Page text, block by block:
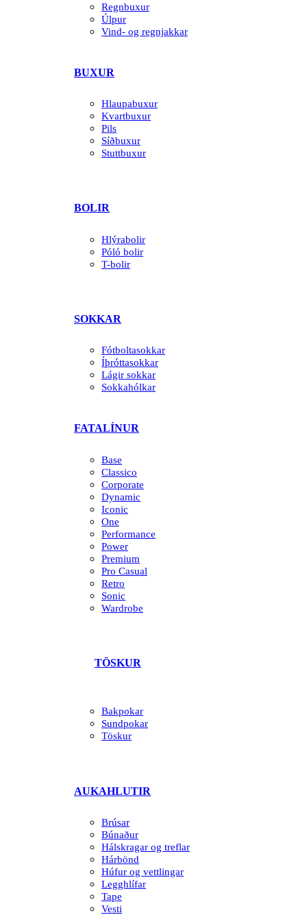
Regnbuxur
Úlpur
Vind- og regnjakkar
BUXUR
Hlaupabuxur
Kvartbuxur
Pils
Síðbuxur
Stuttbuxur
BOLIR
Hlýrabolir
Póló bolir
T-bolir
SOKKAR
Fótboltasokkar
Íþróttasokkar
Lágir sokkar
Sokkahólkar
FATALÍNUR
Base
Classico
Corporate
Dynamic
Iconic
One
Performance
Power
Premium
Pro Casual
Retro
Sonic
Wardrobe
TÖSKUR
Bakpokar
Sundpokar
Töskur
AUKAHLUTIR
Brúsar
Búnaður
Hálskragar og treflar
Hárbönd
Húfur og vettlingar
Legghlífar
Tape
Vesti